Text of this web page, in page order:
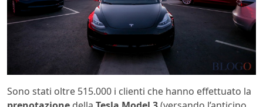
Sono stati oltre 515.000 i clienti che hanno effettuato la